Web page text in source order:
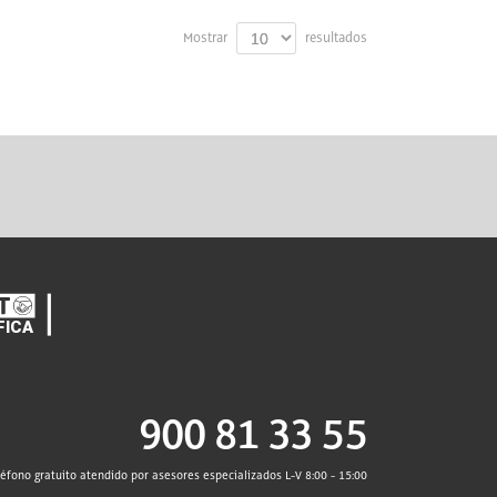
Mostrar resultados
900 81 33 55
gratuito atendido por asesores especializados L-V 8:00 - 15:00